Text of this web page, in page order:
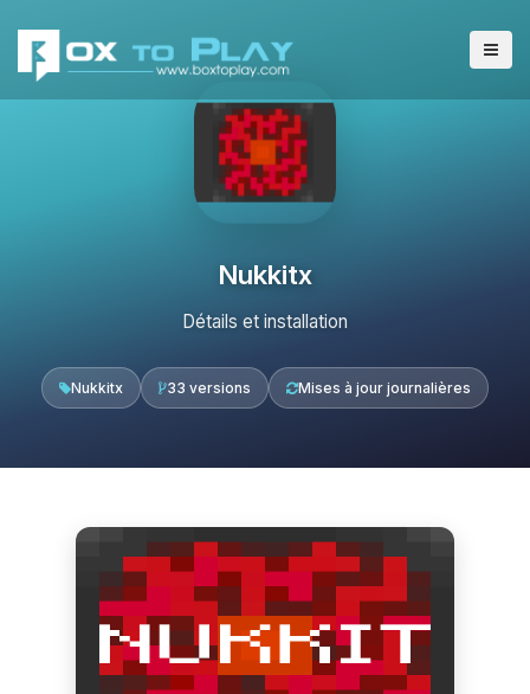
Nukkitx
Détails et installation
Nukkitx 33 versions Mises à jour journalières